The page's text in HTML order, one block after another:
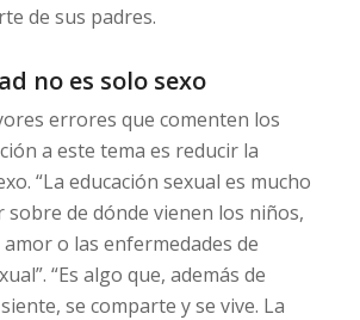
de sus padres.
no es solo sexo
errores que comenten los
a este tema es reducir la
“La educación sexual es mucho
sobre de dónde vienen los niños,
o las enfermedades de
“Es algo que, además de
se comparte y se vive. La